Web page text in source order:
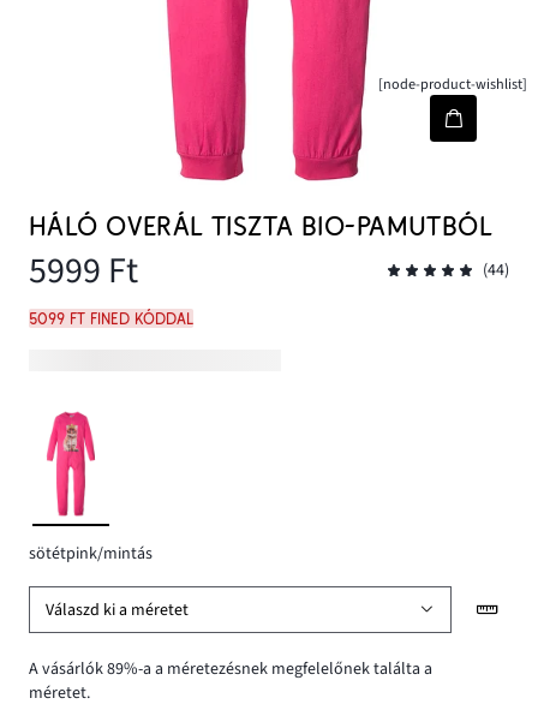
[node-product-wishlist]
HÁLÓ OVERÁL TISZTA BIO-PAMUTBÓL
5999 Ft (44)
5099 Ft FINED kóddal
sötétpink/mintás
Válaszd ki a méretet
A vásárlók 89%-a a méretezésnek megfelelőnek találta a
méretet.